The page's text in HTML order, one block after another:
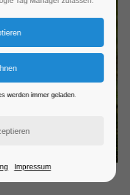
werden immer geladen.
Impressum